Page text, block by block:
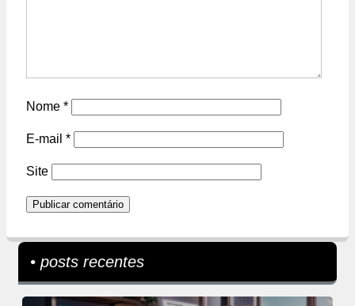
Nome *
E-mail *
Site
• posts recentes